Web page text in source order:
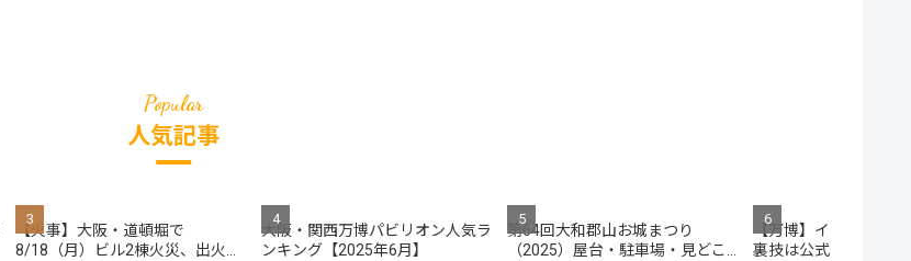
人気記事
【火事】大阪・道頓堀で
8/18（月）ビル2棟火災、出火原
大阪・関西万博パビリオン人気ラ
ンキング【2025年6月】
第64回大和郡山お城まつり
（2025）屋台・駐車場・見どこ
【万博】イタリア館の
裏技は公式アプリのキ